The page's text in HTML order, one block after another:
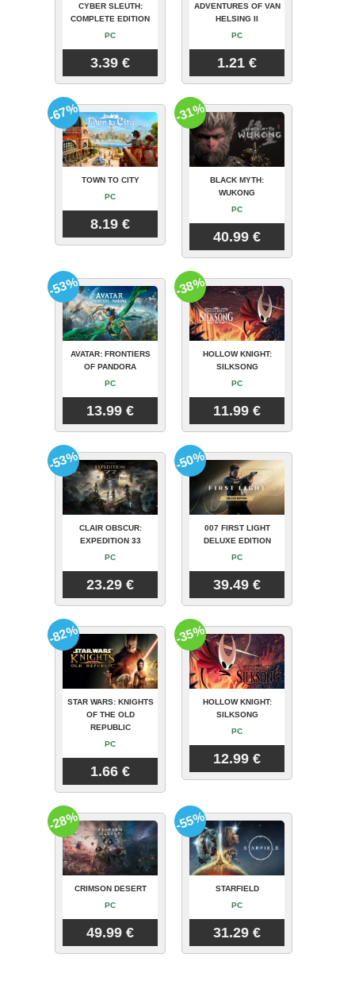
CYBER SLEUTH:
COMPLETE EDITION
PC
3.39 €
ADVENTURES OF VAN
HELSING II
PC
1.21 €
TOWN TO CITY
PC
8.19 €
-67%
BLACK MYTH:
WUKONG
PC
40.99 €
-31%
AVATAR: FRONTIERS
OF PANDORA
PC
13.99 €
-53%
HOLLOW KNIGHT:
SILKSONG
PC
11.99 €
-38%
CLAIR OBSCUR:
EXPEDITION 33
PC
23.29 €
-53%
007 FIRST LIGHT
DELUXE EDITION
PC
39.49 €
-50%
STAR WARS: KNIGHTS
OF THE OLD
REPUBLIC
PC
1.66 €
-82%
HOLLOW KNIGHT:
SILKSONG
PC
12.99 €
-35%
CRIMSON DESERT
PC
49.99 €
-28%
STARFIELD
PC
31.29 €
-55%